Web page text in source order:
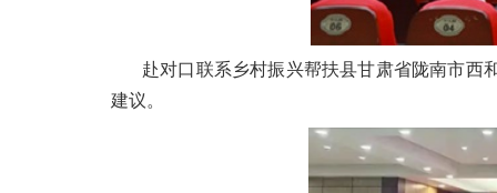
赴对口联系乡村振兴帮扶县甘肃省陇南市西
建议。